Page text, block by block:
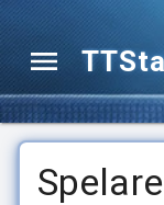
Spelare